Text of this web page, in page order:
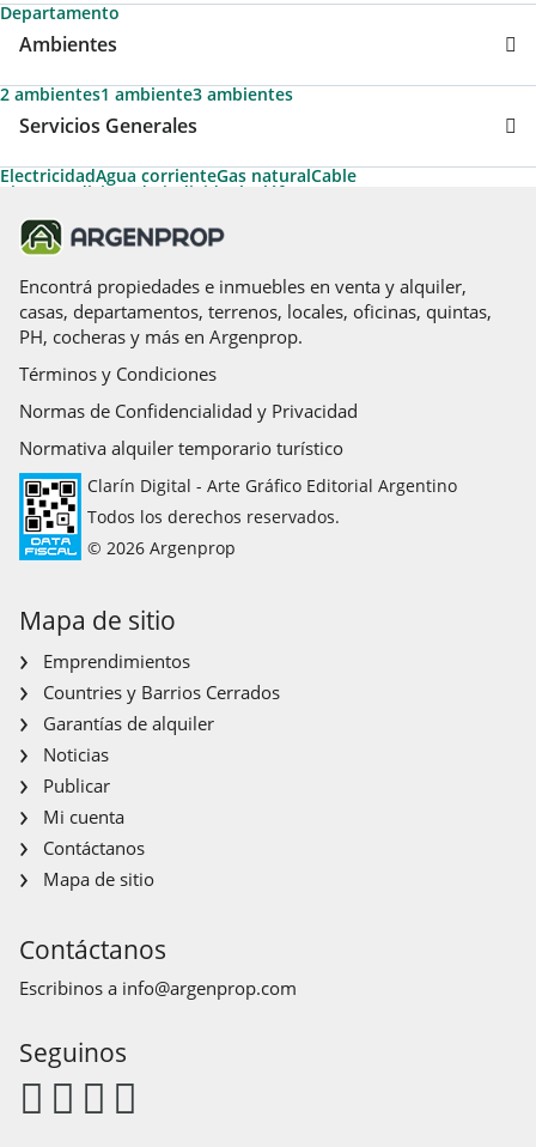
Departamento
Ambientes
2 ambientes1 ambiente3 ambientes
Servicios Generales
ElectricidadAgua corrienteGas naturalCable
Aire acondicionado individual Teléfono
Encontrá propiedades e inmuebles en venta y alquiler,
casas, departamentos, terrenos, locales, oficinas, quintas,
PH, cocheras y más en Argenprop.
Términos y Condiciones
Normas de Confidencialidad y Privacidad
Normativa alquiler temporario turístico
Clarín Digital - Arte Gráfico Editorial Argentino
Todos los derechos reservados.
© 2026 Argenprop
Mapa de sitio
Emprendimientos
Countries y Barrios Cerrados
Garantías de alquiler
Noticias
Publicar
Mi cuenta
Contáctanos
Mapa de sitio
Contáctanos
Escribinos a info@argenprop.com
Seguinos